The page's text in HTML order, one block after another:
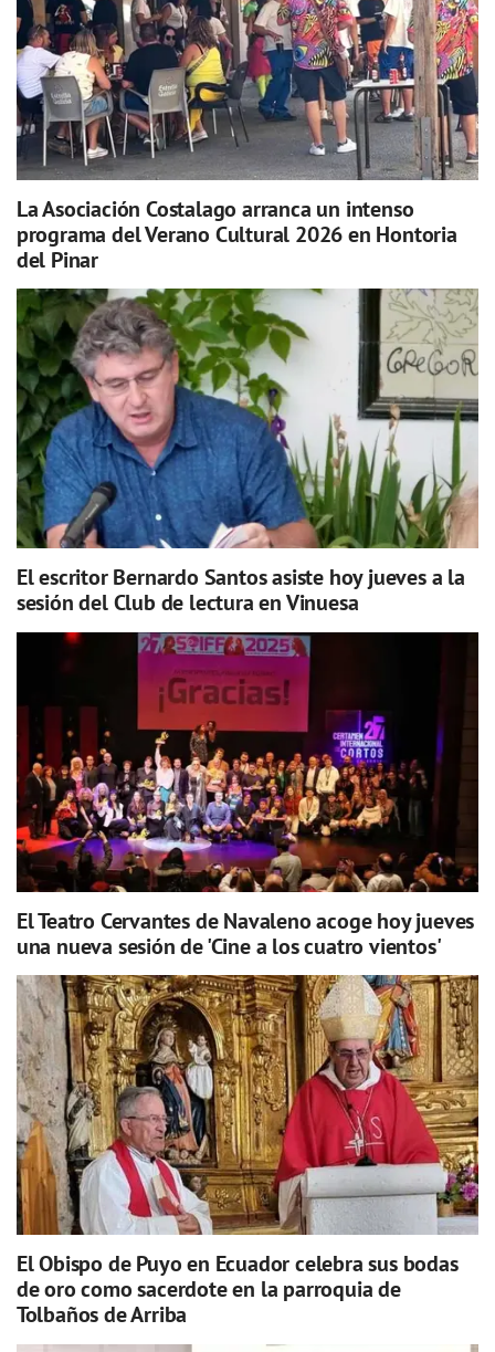
La Asociación Costalago arranca un intenso
programa del Verano Cultural 2026 en Hontoria
del Pinar
El escritor Bernardo Santos asiste hoy jueves a la
sesión del Club de lectura en Vinuesa
El Teatro Cervantes de Navaleno acoge hoy jueves
una nueva sesión de 'Cine a los cuatro vientos'
El Obispo de Puyo en Ecuador celebra sus bodas
de oro como sacerdote en la parroquia de
Tolbaños de Arriba